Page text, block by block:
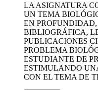
LA ASIGNATURA
UN TEMA
EN
BIBLIOGRÁFICA,
PUBLICACIONES
PROBLEMA
ESTUDIANTE DE
ESTIMULANDO
CON EL TEMA DE